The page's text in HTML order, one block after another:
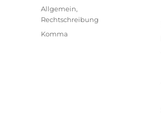
am
Kategorien
Allgemein,
Rechtschreibung
Schlagwörter
Komma